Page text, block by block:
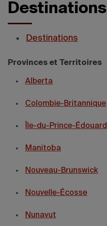
Destinations
Destinations
Provinces et Territoires
Alberta
Colombie-Britannique
Île-du-Prince-Édouard
Manitoba
Nouveau-Brunswick
Nouvelle-Écosse
Nunavut